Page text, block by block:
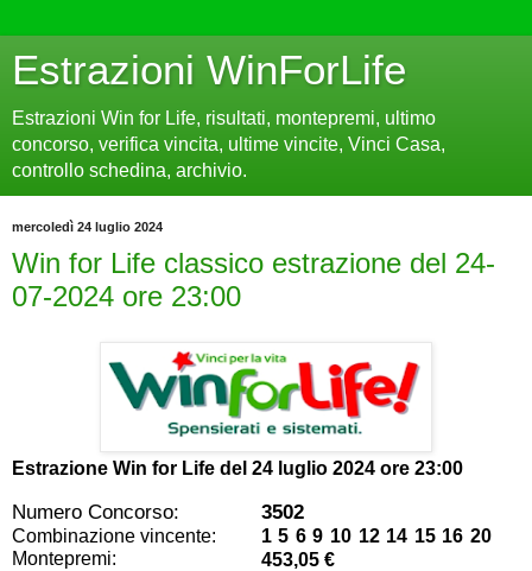
Estrazioni WinForLife
Estrazioni Win for Life, risultati, montepremi, ultimo
concorso, verifica vincita, ultime vincite, Vinci Casa,
controllo schedina, archivio.
mercoledì 24 luglio 2024
Win for Life classico estrazione del 24-
07-2024 ore 23:00
Estrazione Win for Life del 24 luglio 2024 ore 23:00
Numero Concorso: 3502
Combinazione vincente:
1 5 6 9 10 12 14 15 16 20
Montepremi:
453,05 €